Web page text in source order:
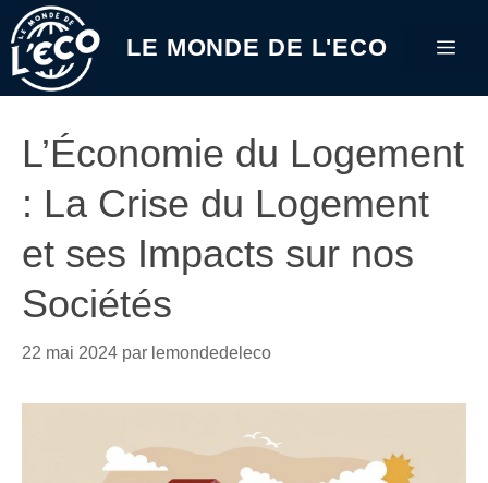
Aller
au
contenu
LE MONDE DE L'ECO
L’Économie du Logement
: La Crise du Logement
et ses Impacts sur nos
Sociétés
22 mai 2024 par lemondedeleco